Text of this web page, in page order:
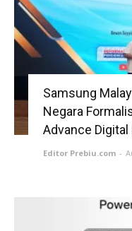
Samsung
Negara
Advance
Editor Prebiu.com -